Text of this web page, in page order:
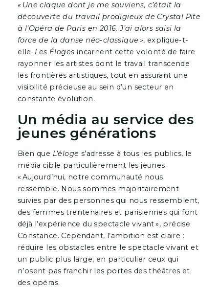
« Une claque dont je me souviens, c’était la
découverte du travail prodigieux de Crystal Pite
à l’Opéra de Paris en 2016. J’ai alors saisi la
force de la danse néo-classique », explique-t-
elle. Les Éloges incarnent cette volonté de faire
rayonner les artistes dont le travail transcende
les frontières artistiques, tout en assurant une
visibilité précieuse au sein d’un secteur en
constante évolution.
Un média au service des
jeunes générations
Bien que L’éloge s’adresse à tous les publics, le
média cible particulièrement les jeunes.
« Aujourd’hui, notre communauté nous
ressemble. Nous sommes majoritairement
suivies par des personnes qui nous ressemblent,
des femmes trentenaires et parisiennes qui font
déjà l’expérience du spectacle vivant », précise
Constance. Cependant, l’ambition est claire :
réduire les obstacles entre le spectacle vivant et
un public plus large, en particulier ceux qui
n’osent pas franchir les portes des théâtres et
des opéras.